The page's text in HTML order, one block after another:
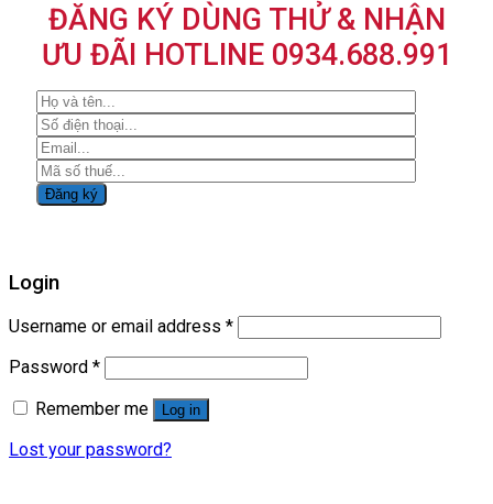
ĐĂNG KÝ DÙNG THỬ & NHẬN
ƯU ĐÃI HOTLINE 0934.688.991
Login
Username or email address *
Password *
Remember me
Log in
Lost your password?